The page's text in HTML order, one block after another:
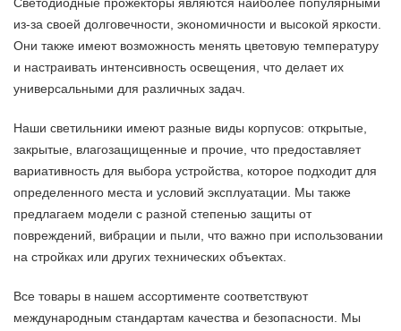
из-за своей долговечности, экономичности и высокой яркости.
Они также имеют возможность менять цветовую температуру
и настраивать интенсивность освещения, что делает их
универсальными для различных задач.
Наши светильники имеют разные виды корпусов: открытые,
закрытые, влагозащищенные и прочие, что предоставляет
вариативность для выбора устройства, которое подходит для
определенного места и условий эксплуатации. Мы также
предлагаем модели с разной степенью защиты от
повреждений, вибрации и пыли, что важно при использовании
на стройках или других технических объектах.
Все товары в нашем ассортименте соответствуют
международным стандартам качества и безопасности. Мы